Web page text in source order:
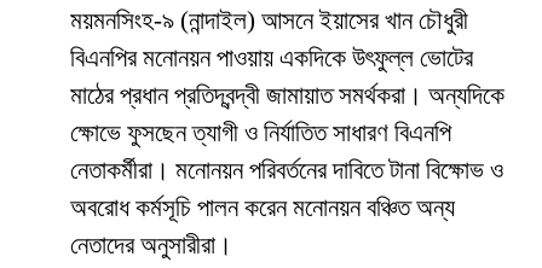
ময়মনসিংহ-৯ (নান্দাইল) আসনে ইয়াসের খান চৌধুরী
বিএনপির মনোনয়ন পাওয়ায় একদিকে উৎফুল্ল ভোটের
মাঠের প্রধান প্রতিদ্বন্দ্বী জামায়াত সমর্থকরা। অন্যদিকে
ক্ষোভে ফুসছেন ত্যাগী ও নির্যাতিত সাধারণ বিএনপি
নেতাকর্মীরা। মনোনয়ন পরিবর্তনের দাবিতে টানা বিক্ষোভ ও
অবরোধ কর্মসূচি পালন করেন মনোনয়ন বঞ্চিত অন্য
নেতাদের অনুসারীরা।